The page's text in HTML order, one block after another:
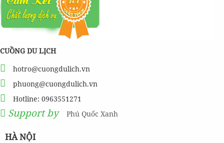
Tour 4 đảo Phú Quốc 1 Ngày
Giá từ:
Tour Lặn Ngắm San Hô Phú Quốc [ KẾT HỢP THĂM QUAN NAM
ĐẢO ]
CUỒNG DU LỊCH
hotro@cuongdulich.vn
phuong@cuongdulich.vn
Hotline: 0963551271
Support by Phú Quốc Xanh
HÀ NỘI